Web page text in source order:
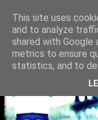
This site uses
and to analyze
shared with Google
metrics to ensure
statistics, and to